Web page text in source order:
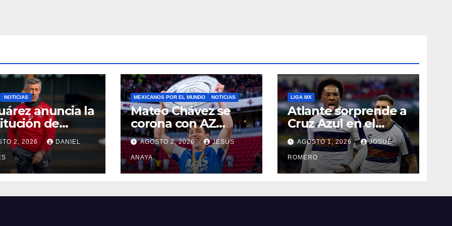
NOTICIAS
anuncia la
de
Caixinha
2, 2026 DANIEL
MEXICANOS POR EL MUNDO NOTICIAS
Mateo Chávez se
corona con AZ
Alkmaar en la
Supercopa de
Países Bajos
AGOSTO 2, 2026 JESÚS
ANAYA
LIGA MX
Atlante sorprende a
Cruz Azul en el
Banorte
AGOSTO 1, 2026 JOSUÉ
ROMERO